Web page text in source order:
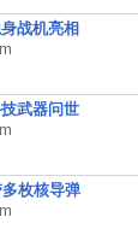
战机亮相
武器问世
枚核导弹